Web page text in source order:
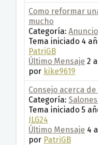
Como reformar
mucho
Categoría:
Tema iniciado 4
PatriGB
Último Mensaje 2
por kike9619
Consejo acerca
Categoría:
Tema iniciado 5
JLG24
Último Mensaje 4
por PatriGB